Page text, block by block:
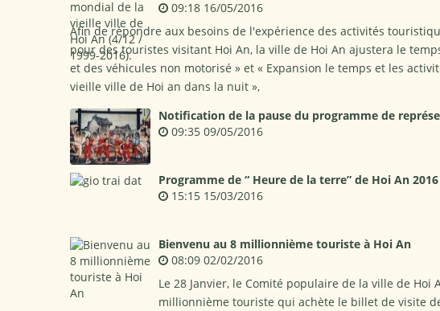
09:18 16/05/2016
Afin de répondre aux besoins de l'expérience des activités
pour des touristes visitant Hoi An, la ville de Hoi An ajustera le
et des véhicules non motorisé » et « Expansion le temps et les
vieille ville de Hoi an dans la nuit »,
Notification de la pause du programme de
09:35 09/05/2016
Programme de “ Heure de la terre” de Hoi An 2016
15:15 15/03/2016
Bienvenu au 8 millionnième touriste à Hoi An
08:09 02/02/2016
Le 28 Janvier, le Comité populaire de la ville de Hoi
millionnième touriste qui achète le billet de visite